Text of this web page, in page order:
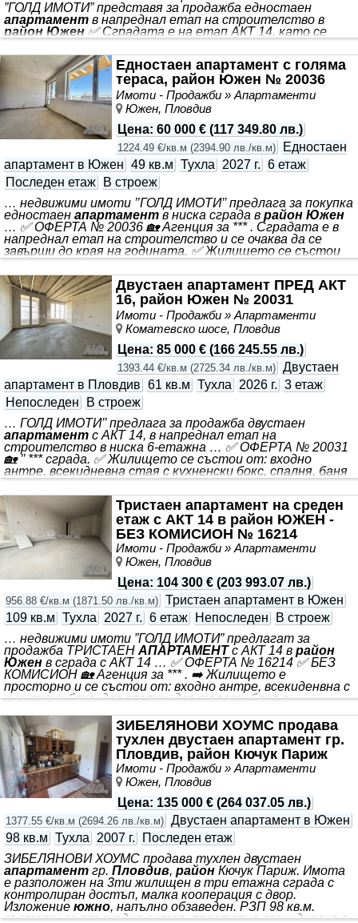
”ГОЛД ИМОТИ” представя за продажба едностаен
апартамент в напреднал етап на строителство в
район Южен ✅ Сградата е на етап АКТ 14, като се
очаква окончателно да се завръши в началото на 2027
година. ✅ Жилището се състои от: входно антре, баня
с тоалетна, стая с кухненски бокс и тераса. 📌 Намира
се в близост до разнообразни търговски обекти,
аптека, зоо магазин, спирка на градския транспорт. ➡️
’ГОЛД ИМОТИ’ Ви предлага да се възползвате от
професионално кредитно посредничество чрез Credit
Center при ипотека, потребителски кредит и
рефинансиране
Едностаен апартамент с голяма
тераса, район Южен № 20036
Имоти - Продажби » Апартаменти
Южен, Пловдив
Цена: 60 000 € (117 349.80 лв.)
1224.49 €/кв.м (2394.90 лв./кв.м)
Едностаен
апартамент в Южен 49 кв.м Тухла 2027 г. 6 етаж
Последен етаж
В строеж
… недвижими имоти ’’ГОЛД ИМОТИ’’ предлага за покупка
едностаен апартамент в ниска сграда в район Южен
… ✅ ОФЕРТА № 20036 🏡 Агенция за *** . Сградата е в
напреднал етап на строителство и се очаква да се
завърши до края на годината. ✅ Жилището се състои
от: входно антре с място за вграден гардероб, стая с
кухненски бокс, голяма открита тераса. ✅ 6/6 етаж,
което осгурява много светлина и открита гледка. 📌
Локация - намира се на комуникативно място. В
близост до търговски обекти, ресторанти, офис на
Еконт и много други. ➡️’ГОЛД ИМОТИ’ Ви предлага да се
възползвате от професионално кредитно
посредничество
Двустаен апартамент ПРЕД АКТ
16, район Южен № 20031
Имоти - Продажби » Апартаменти
Коматевско шосе, Пловдив
Цена: 85 000 € (166 245.55 лв.)
1393.44 €/кв.м (2725.34 лв./кв.м) Двустаен
апартамент в Пловдив 61 кв.м Тухла 2026 г. 3 етаж
Непоследен
В строеж
… ГОЛД ИМОТИ’’ предлага за продажба двустаен
апартамент с АКТ 14, в напреднал етап на
строителство в ниска 6-етажна … ✅ ОФЕРТА № 20031
🏡 ’’ *** сграда. ✅ Жилището се състои от: входно
антре, всекидневна стая с кухненски бокс, спалня, баня
с тоалетна и тераса. ✅ Среден етаж - 3/6 🌳 Сградата
ще граничи с един от най-големите бъдещи паркове в
града, за който вече има входиран проект. 🚗 Има
възможност за закупуване на подземно паркомясто на
цена от 15000 евро. 🛠️ Очаква се окончателното
завършване да бъде през есента на тази година. 📌
Локация - намира се в близост до Еврохоспитал.
➡️’ГОЛД ИМОТИ
Тристаен апартамент на среден
етаж с АКТ 14 в район ЮЖЕН -
БЕЗ КОМИСИОН № 16214
Имоти - Продажби » Апартаменти
Южен, Пловдив
Цена: 104 300 € (203 993.07 лв.)
956.88 €/кв.м (1871.50 лв./кв.м) Тристаен апартамент в Южен
109 кв.м Тухла 2027 г. 6 етаж Непоследен
В строеж
… недвижими имоти ”ГОЛД ИМОТИ” предлагат за
продажба ТРИСТАЕН АПАРТАМЕНТс АКТ 14 в район
Южен в сграда с АКТ 14 … ✅ ОФЕРТА № 16214 ✅ БЕЗ
КОМИСИОН 🏡 Агенция за *** . ➡️ Жилището е
просторно и се състои от: входно антре, всекиденвна с
кухненски бокс, две спални, две тераси, баня с
избено помещение. ➡️ Среден етаж - 6/11 🚗
Възможност за закупуване на паркомясто. 🧱 Намира се
комплекс в напреднал етап на АКТ 14. Изпълнява се от
един от най-големите инвеститори в града с богат
опит и много завършени обекти. 📍 В близост до всичко
необходимо - търговски обекти
ЗИБЕЛЯНОВИ ХОУМС продава
тухлен двустаен апартамент гр.
Пловдив, район Кючук Париж
Имоти - Продажби » Апартаменти
Южен, Пловдив
Цена: 135 000 € (264 037.05 лв.)
1377.55 €/кв.м (2694.26 лв./кв.м) Двустаен апартамент в Южен
98 кв.м Тухла 2007 г.
Последен етаж
ЗИБЕЛЯНОВИ ХОУМС продава тухлен двустаен
апартамент гр. Пловдив, район Кючук Париж. Имота
е разположен на 3ти жилищен в три етажна сграда с
контролиран достъп, малка кооперация с двор.
Изложение южно, напълно обзаведен. РЗП 98 кв.м.
състоящ се от входно антре, просторна всекидневна с